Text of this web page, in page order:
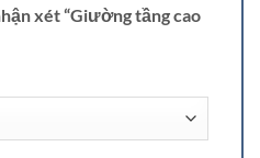
xét “Giường tầng cao